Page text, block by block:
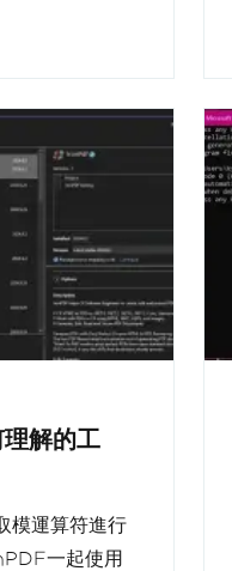
解的工
模運算符進行
一起使用